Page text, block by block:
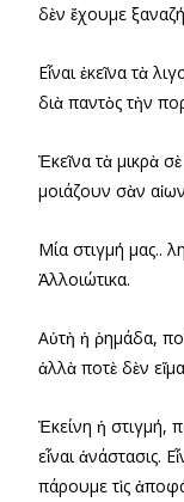
δὲν ἔχουμε
Εἶναι ἐκεῖνα τὰ
διὰ παντὸς τὴν
Ἐκεῖνα τὰ μικρὰ
μοιάζουν σὰν
Μία στιγμή μας..
Ἀλλοιώτικα.
Αὐτὴ ἡ ῥημάδα,
ἀλλὰ ποτὲ δὲν
Ἐκείνη ἡ στιγμή,
εἶναι ἀνάστασις.
πάρουμε τὶς